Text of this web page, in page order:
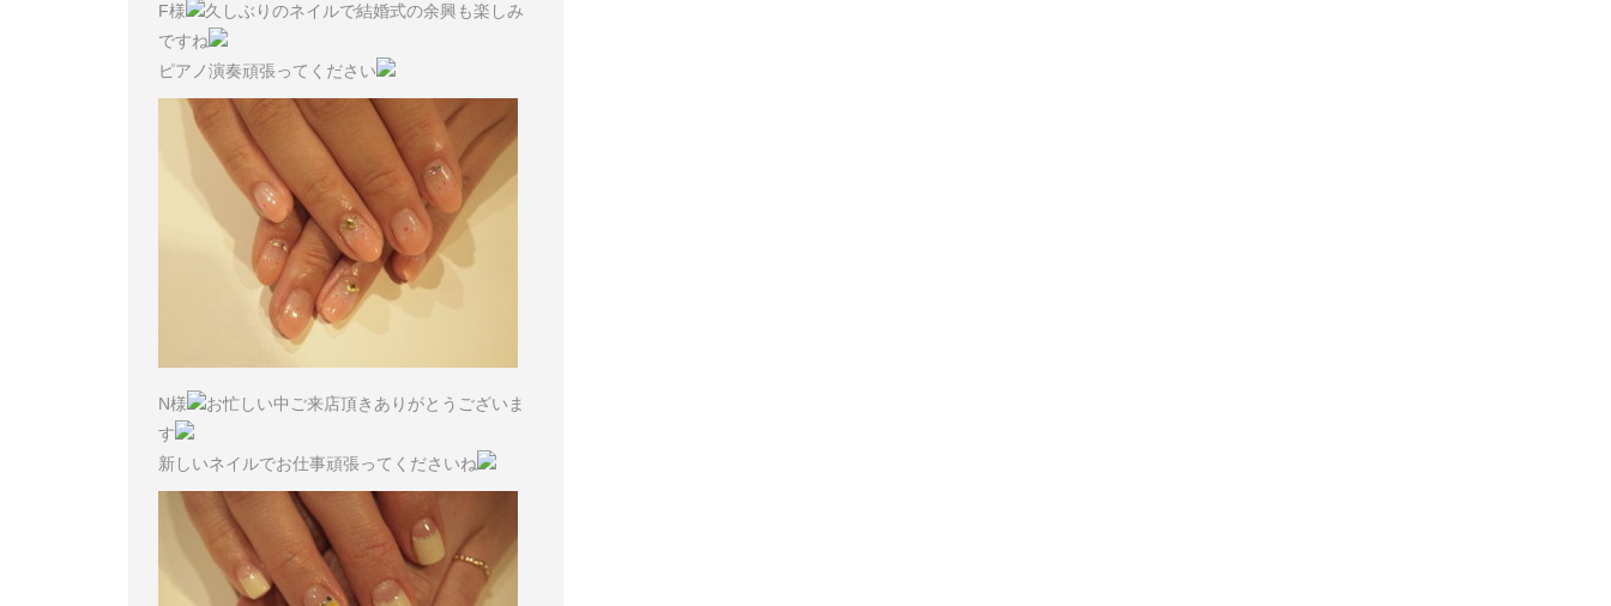
F様
久しぶりのネイルで結婚式の余興も楽しみ
ですね
ピアノ演奏頑張ってください
N様
お忙しい中ご来店頂きありがとうございま
す
新しいネイルでお仕事頑張ってくださいね